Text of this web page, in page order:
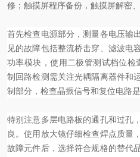
修；触摸屏程序备份，触摸屏解密
首先检查电源部分，测量各电压输
见的故障包括整流桥击穿、滤波电
功率模块，使用二极管测试档位检
制回路检测需关注光耦隔离器件和
制部分，检查晶振信号和复位电路是
特别注意多层电路板的通孔和过孔
良。使用放大镜仔细检查焊点质量
故障元件后，选择符合规格的替代